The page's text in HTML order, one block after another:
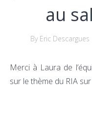
au
By Eric Descargues
Merci à Laura de
sur le thème du RIA